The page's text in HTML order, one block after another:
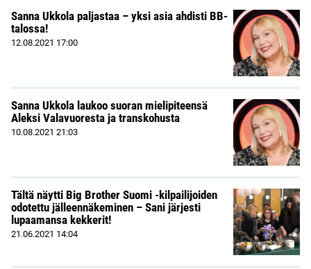
Sanna Ukkola paljastaa – yksi asia ahdisti BB-
talossa!
12.08.2021 17:00
Sanna Ukkola laukoo suoran mielipiteensä
Aleksi Valavuoresta ja transkohusta
10.08.2021 21:03
Tältä näytti Big Brother Suomi -kilpailijoiden
odotettu jälleennäkeminen – Sani järjesti
lupaamansa kekkerit!
21.06.2021 14:04